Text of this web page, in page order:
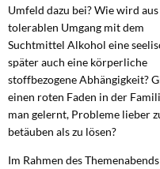
Umfeld dazu bei? Wie wird
tolerablen Umgang mit dem
Suchtmittel Alkohol eine
später auch eine körperliche
stoffbezogene Abhängigkeit?
einen roten Faden in der
man gelernt, Probleme lieber
betäuben als zu lösen?
Im Rahmen des